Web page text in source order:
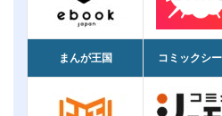
まんが王国 コミックシ